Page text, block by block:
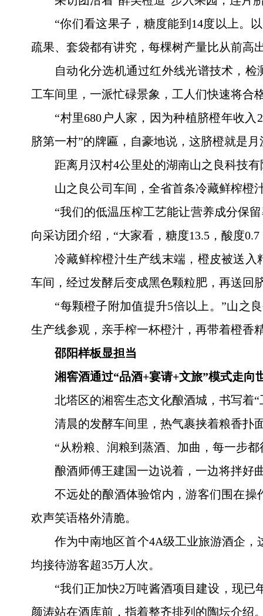
“你们看这果子，糖度能到14度以上。
疏果、套袋都有讲究，每棵树产量比从前高
自动化分选机通过红外线光谱技术，
工车间里，一派忙碌景象，工人们快速将合
“村里680户人家，因为种植脐橙年收
脐第一村”的牌匾，自豪地说，这脐橙就是月
距离月汉村4公里处的湖南山之良科技
山之良公司车间，全省首条冷藏鲜榨橙
“我们的低温压榨工艺能让营养成分保
向采访团介绍，“大家看，糖度13.5，酸度
冷藏鲜榨橙汁生产线末端，橙皮被送
车间，经过发酵后变成黑色颗粒肥，再送回
“每颗橙子附加值提升5倍以上。”山之
生产线参观，亲手榨一杯橙汁，再带着橙香
邵阳样板显担当
湘窖酒通过“品酒+宴请+文旅”模式走向
北塔区的湘窖生态文化酿酒城，书写着
清晨的发酵车间里，热气裹挟着粮香扑
“从粉粮、润粮到蒸酒、加曲，每一步
酿酒师傅王建国一边说着，一边将拌好
不远处的酿酒体验馆内，游客们围在
欢声笑语格外清脆。
作为中南地区首个4A级工业旅游酒企
均接待游客超35万人次。
“我们正加快2万吨酱酒项目建设，现已
颜涛站在酒库前，指着整齐排列的陶坛介绍